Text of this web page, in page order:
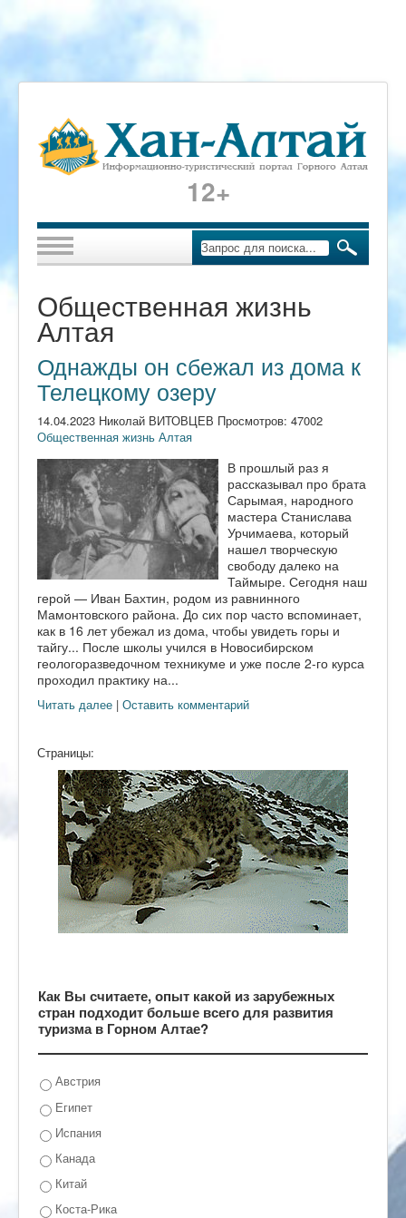
12+
Общественная жизнь
Алтая
Однажды он сбежал из дома к
Телецкому озеру
14.04.2023 Николай ВИТОВЦЕВ Просмотров: 47002
Общественная жизнь Алтая
В прошлый раз я
рассказывал про брата
Сарымая, народного
мастера Станислава
Урчимаева, который
нашел творческую
свободу далеко на
Таймыре. Сегодня наш
герой — Иван Бахтин, родом из равнинного
Мамонтовского района. До сих пор часто вспоминает,
как в 16 лет убежал из дома, чтобы увидеть горы и
тайгу... После школы учился в Новосибирском
геологоразведочном техникуме и уже после 2-го курса
проходил практику на...
Читать далее | Оставить комментарий
Страницы:
Как Вы считаете, опыт какой из зарубежных
стран подходит больше всего для развития
туризма в Горном Алтае?
Австрия
Египет
Испания
Канада
Китай
Коста-Рика